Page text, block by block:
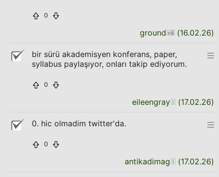
0
ground (16.02.26)
bir sürü akademisyen konferans, paper,
syllabus paylaşıyor, onları takip ediyorum.
0
eileengray (17.02.26)
0. hic olmadim twitter'da.
0
antikadimag (17.02.26)